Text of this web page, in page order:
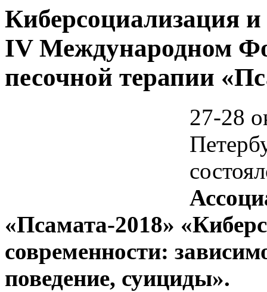
Киберсоциализация
IV Международном
песочной терапии
27-28
«Псамата-2018»
современности:
поведение, суициды».